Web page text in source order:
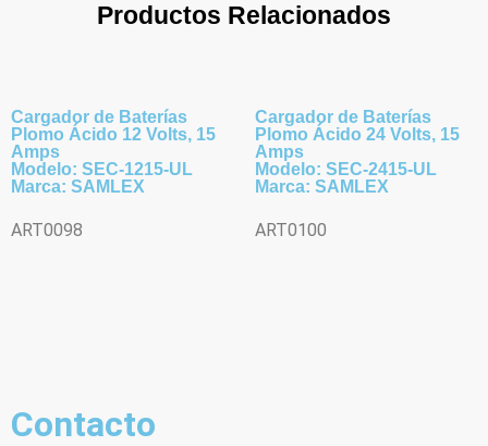
Productos Relacionados
Cargador de Baterías
Plomo Ácido 12 Volts, 15
Amps
Modelo: SEC-1215-UL
Marca: SAMLEX
ART0098
Cargador de Baterías
Plomo Ácido 24 Volts, 15
Amps
Modelo: SEC-2415-UL
Marca: SAMLEX
ART0100
Contacto